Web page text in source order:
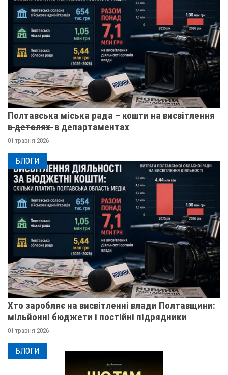
Полтавська міська рада – кошти на висвітлення
в̶ ̶д̶е̶т̶а̶л̶я̶х̶ ̶ в департаментах
01 травня 2026
БЛОГИ
Хто заробляє на висвітленні влади Полтавщини:
мільйонні бюджети і постійні підрядники
01 травня 2026
БЛОГИ